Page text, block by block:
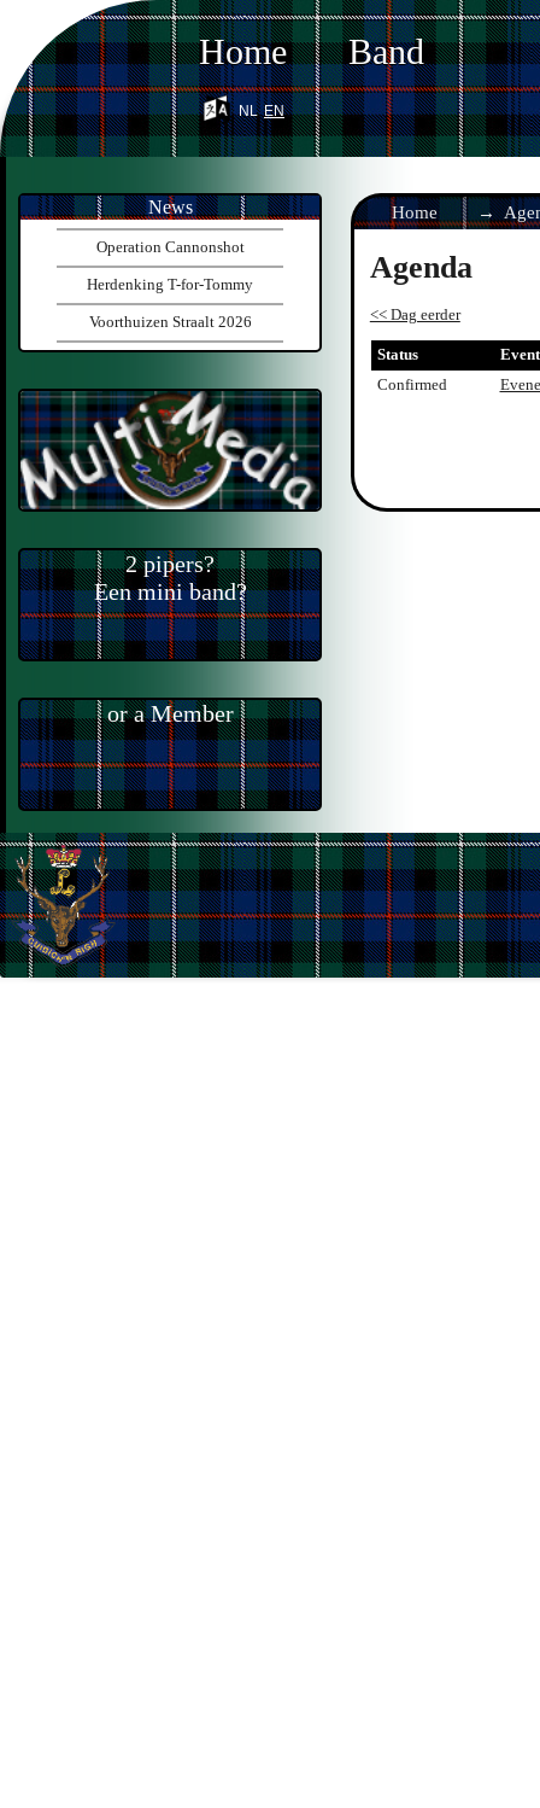
Home Band
nl en
Home
Agenda
<< Dag eerder
Status
Event
Confirmed
News
Operation Cannonshot
Herdenking T-for-Tommy
Voorthuizen Straalt 2026
2 pipers?
Een mini band?
or a Member